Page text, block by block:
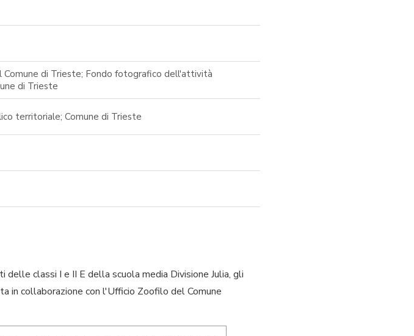
Comune di Trieste; Fondo fotografico dell'attività
di Trieste
territoriale; Comune di Trieste
classi I e II E della scuola media Divisione Julia, gli
in collaborazione con l'Ufficio Zoofilo del Comune